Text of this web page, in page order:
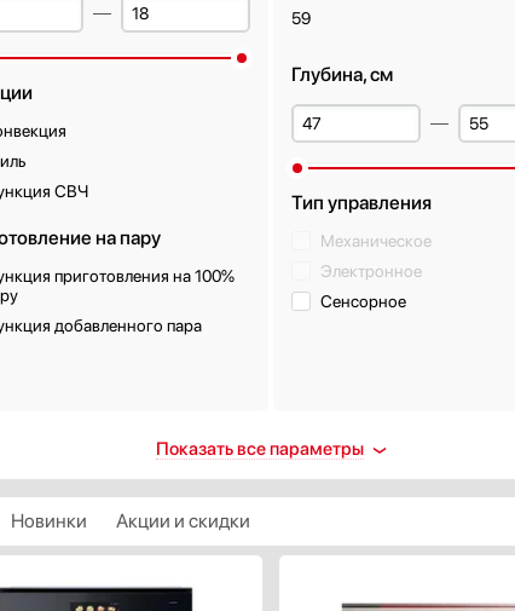
СВЧ
на пару
приготовления на 100%
добавленного пара
59
Глубина, см
Тип управления
Механическое
Электронное
Сенсорное
Класс энергопотребления
A
Показать все
Показать все параметры
Новинки Акции и скидки
ХАРАКТЕРИСТИКИ